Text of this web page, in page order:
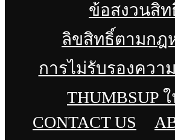
ข้อสงวนสิท
ลิขสิทธิ์ตามกฎ
การไม่รับรองควา
THUMBSUP
CONTACT US